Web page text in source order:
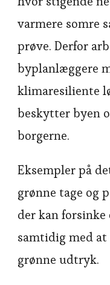
varmere somre
prøve. Derfor
byplanlæggere
klimaresiliente
beskytter byen
borgerne.
Eksempler på
grønne tage og
der kan forsinke
samtidig med
grønne udtryk.